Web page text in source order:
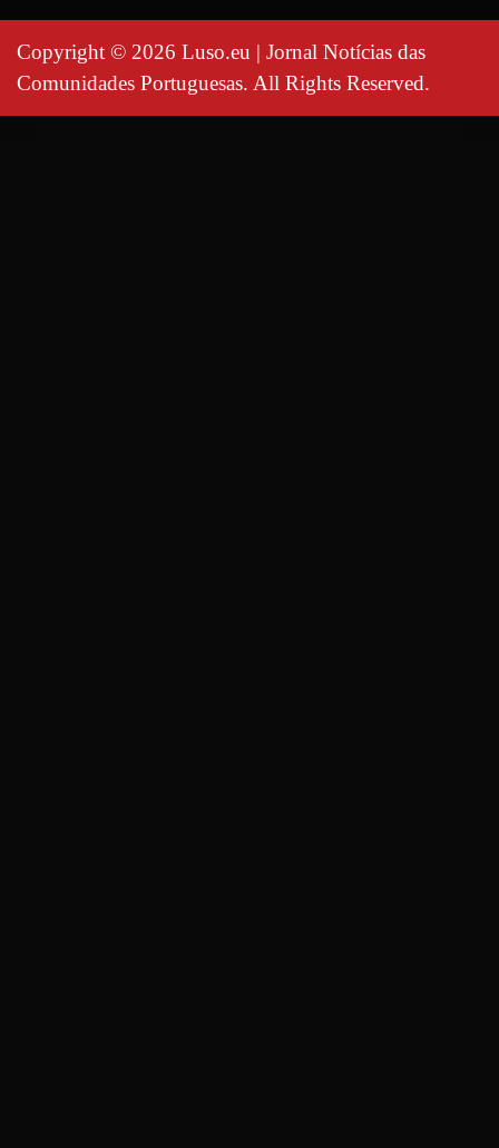
Copyright © 2026 Luso.eu | Jornal Notícias das
Comunidades Portuguesas. All Rights Reserved.